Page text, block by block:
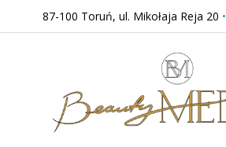
87-100 Toruń, ul. Mikołaja Reja 20 •